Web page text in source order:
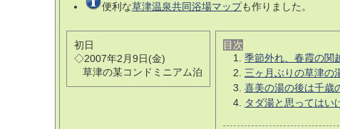
便利な草津温泉共同浴場マップも作りました。
初日
◇2007年2月9日(金)
草津の某コンドミニアム泊
目次
季節外れ、春霞の関
三ヶ月ぶりの草津の
喜美の湯の後は千歳
タダ湯と思ってはい